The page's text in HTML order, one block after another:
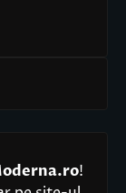
!